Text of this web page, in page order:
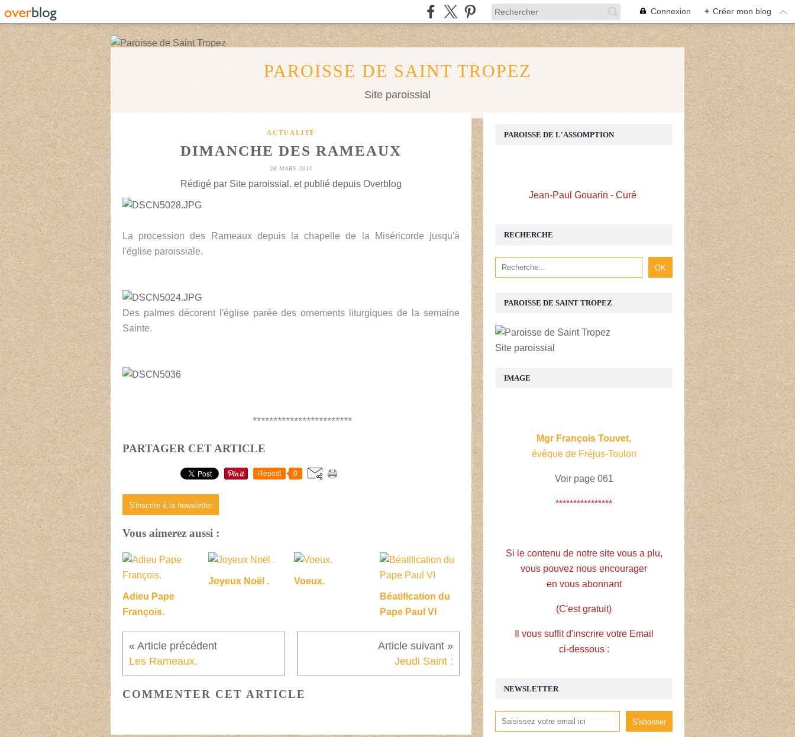
Connexion + Créer mon blog
PAROISSE DE SAINT TROPEZ
Site paroissial
ACTUALITÉ
DIMANCHE DES RAMEAUX
28 MARS 2010
Rédigé par Site paroissial. et publié depuis Overblog
La procession des Rameaux depuis la chapelle de la Miséricorde jusqu'à
l'église paroissiale.
Des palmes décorent l'église parée des ornements liturgiques de la semaine
Sainte.
************************
PARTAGER CET ARTICLE
Repost 0
S'inscrire à la newsletter
Vous aimerez aussi :
Adieu Pape
François.
Joyeux Noël .
Voeux.
Béatification du
Pape Paul VI
Les Rameaux. Jeudi Saint :
COMMENTER CET ARTICLE NEWSLETTER
RECHERCHE
PAROISSE DE SAINT TROPEZ
Site paroissial
IMAGE
Mgr François Touvet,
évêque de Fréjus-Toulon
Voir page 061
****************
Si le contenu de notre site vous a plu,
vous pouvez nous encourager
en vous abonnant
(C'est gratuit)
Il vous suffit d'inscrire votre Email
ci-dessous :
PAROISSE DE L'ASSOMPTION
Jean-Paul Gouarin - Curé